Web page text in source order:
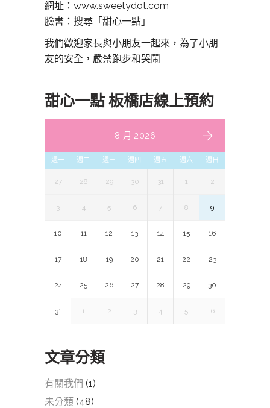
網址：www.sweetydot.com
臉書：搜尋「甜心一點」
我們歡迎家長與小朋友一起來，為了小朋
友的安全，嚴禁跑步和哭鬧
甜心一點 板橋店線上預約
8 月 2026
週一 週二 週三 週四 週五 週六 週日
27 28 29 30 31 1 2
3 4 5 6 7 8 9
10 11 12 13 14 15 16
17 18 19 20 21 22 23
24 25 26 27 28 29 30
31 1 2 3 4 5 6
文章分類
有關我們 (1)
未分類 (48)